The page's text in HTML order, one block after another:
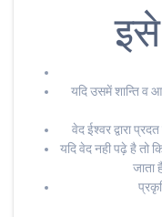
यदि उसमें शान्ति व
वेद ईश्वर द्वारा
यदि वेद नही पढ़े है तो
जाता